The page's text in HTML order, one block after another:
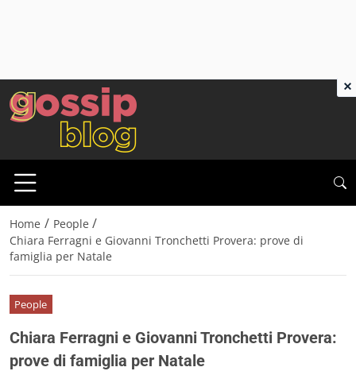
Home / People /
Chiara Ferragni e Giovanni Tronchetti Provera: prove di
famiglia per Natale
People
Chiara Ferragni e Giovanni Tronchetti Provera:
prove di famiglia per Natale
×